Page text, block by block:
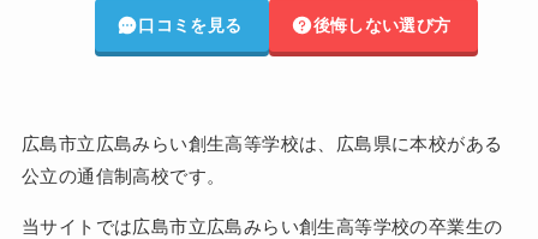
口コミを見る 後悔しない選び方
広島市立広島みらい創生高等学校は、広島県に本校がある
公立の通信制高校です。
当サイトでは広島市立広島みらい創生高等学校の卒業生の